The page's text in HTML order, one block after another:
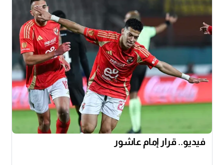
فيديو.. قرار إمام عاشور